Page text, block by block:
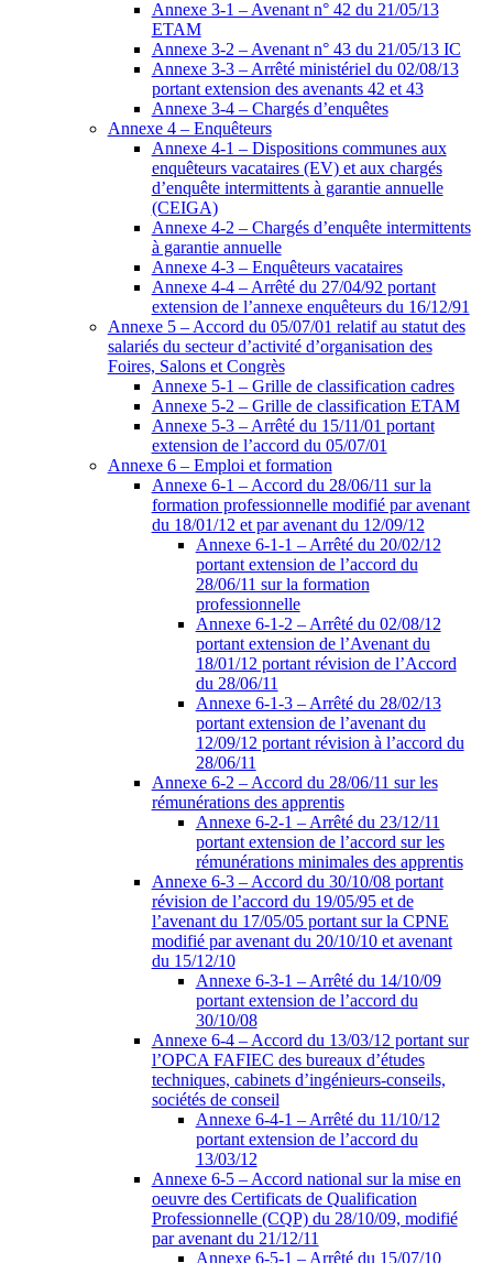
Annexe 3-1 – Avenant n° 42 du 21/05/13
ETAM
Annexe 3-2 – Avenant n° 43 du 21/05/13 IC
Annexe 3-3 – Arrêté ministériel du 02/08/13
portant extension des avenants 42 et 43
Annexe 3-4 – Chargés d’enquêtes
Annexe 4 – Enquêteurs
Annexe 4-1 – Dispositions communes aux
enquêteurs vacataires (EV) et aux chargés
d’enquête intermittents à garantie annuelle
(CEIGA)
Annexe 4-2 – Chargés d’enquête intermittents
à garantie annuelle
Annexe 4-3 – Enquêteurs vacataires
Annexe 4-4 – Arrêté du 27/04/92 portant
extension de l’annexe enquêteurs du 16/12/91
Annexe 5 – Accord du 05/07/01 relatif au statut des
salariés du secteur d’activité d’organisation des
Foires, Salons et Congrès
Annexe 5-1 – Grille de classification cadres
Annexe 5-2 – Grille de classification ETAM
Annexe 5-3 – Arrêté du 15/11/01 portant
extension de l’accord du 05/07/01
Annexe 6 – Emploi et formation
Annexe 6-1 – Accord du 28/06/11 sur la
formation professionnelle modifié par avenant
du 18/01/12 et par avenant du 12/09/12
Annexe 6-1-1 – Arrêté du 20/02/12
portant extension de l’accord du
28/06/11 sur la formation
professionnelle
Annexe 6-1-2 – Arrêté du 02/08/12
portant extension de l’Avenant du
18/01/12 portant révision de l’Accord
du 28/06/11
Annexe 6-1-3 – Arrêté du 28/02/13
portant extension de l’avenant du
12/09/12 portant révision à l’accord du
28/06/11
Annexe 6-2 – Accord du 28/06/11 sur les
rémunérations des apprentis
Annexe 6-2-1 – Arrêté du 23/12/11
portant extension de l’accord sur les
rémunérations minimales des apprentis
Annexe 6-3 – Accord du 30/10/08 portant
révision de l’accord du 19/05/95 et de
l’avenant du 17/05/05 portant sur la CPNE
modifié par avenant du 20/10/10 et avenant
du 15/12/10
Annexe 6-3-1 – Arrêté du 14/10/09
portant extension de l’accord du
30/10/08
Annexe 6-4 – Accord du 13/03/12 portant sur
l’OPCA FAFIEC des bureaux d’études
techniques, cabinets d’ingénieurs-conseils,
sociétés de conseil
Annexe 6-4-1 – Arrêté du 11/10/12
portant extension de l’accord du
13/03/12
Annexe 6-5 – Accord national sur la mise en
oeuvre des Certificats de Qualification
Professionnelle (CQP) du 28/10/09, modifié
par avenant du 21/12/11
Annexe 6-5-1 – Arrêté du 15/07/10